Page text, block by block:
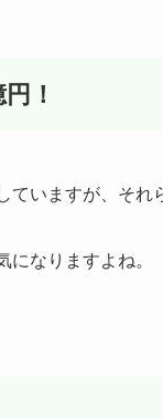
！
ていますが、それ
なりますよね。